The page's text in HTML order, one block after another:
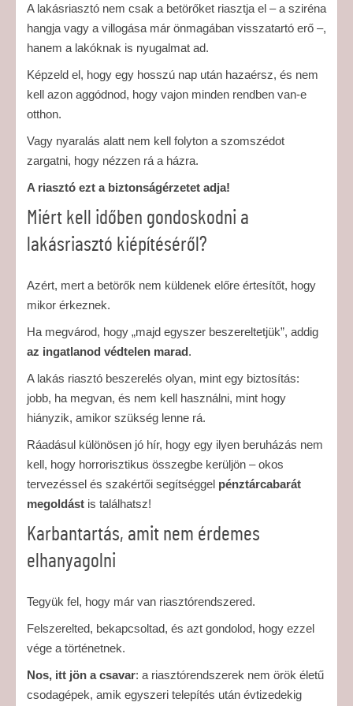
A lakásriasztó nem csak a betörőket riasztja el – a sziréna
hangja vagy a villogása már önmagában visszatartó erő –,
hanem a lakóknak is nyugalmat ad.
Képzeld el, hogy egy hosszú nap után hazaérsz, és nem
kell azon aggódnod, hogy vajon minden rendben van-e
otthon.
Vagy nyaralás alatt nem kell folyton a szomszédot
zargatni, hogy nézzen rá a házra.
A riasztó ezt a biztonságérzetet adja!
Miért kell időben gondoskodni a
lakásriasztó kiépítéséről?
Azért, mert a betörők nem küldenek előre értesítőt, hogy
mikor érkeznek.
Ha megvárod, hogy „majd egyszer beszereltetjük”, addig
az ingatlanod védtelen marad.
A lakás riasztó beszerelés olyan, mint egy biztosítás:
jobb, ha megvan, és nem kell használni, mint hogy
hiányzik, amikor szükség lenne rá.
Ráadásul különösen jó hír, hogy egy ilyen beruházás nem
kell, hogy horrorisztikus összegbe kerüljön – okos
tervezéssel és szakértői segítséggel pénztárcabarát
megoldást is találhatsz!
Karbantartás, amit nem érdemes
elhanyagolni
Tegyük fel, hogy már van riasztórendszered.
Felszerelted, bekapcsoltad, és azt gondolod, hogy ezzel
vége a történetnek.
Nos, itt jön a csavar: a riasztórendszerek nem örök életű
csodagépek, amik egyszeri telepítés után évtizedekig